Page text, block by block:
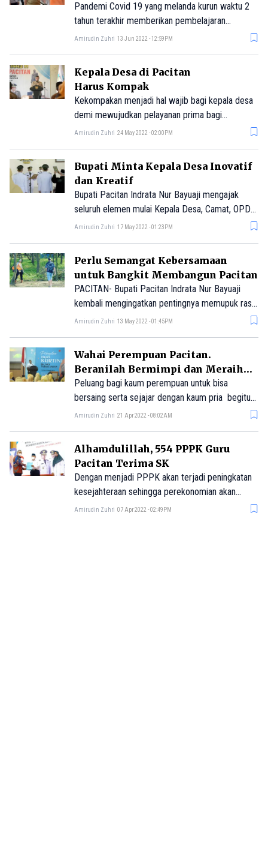
Pandemi Covid 19 yang melanda kurun waktu 2
tahun terakhir memberikan pembelajaran
berharga bagi semuanya.
Amirudin Zuhri 13 Jun 2022 - 12:59PM
Kepala Desa di Pacitan
Harus Kompak
Kekompakan menjadi hal wajib bagi kepala desa
demi mewujudkan pelayanan prima bagi
masyarakat.
Amirudin Zuhri 24 May 2022 - 02:00PM
Bupati Minta Kepala Desa Inovatif
dan Kreatif
Bupati Pacitan Indrata Nur Bayuaji mengajak
seluruh elemen mulai Kepala Desa, Camat, OPD
senantiasa bersama-sama meningkatkan
Amirudin Zuhri 17 May 2022 - 01:23PM
Perlu Semangat Kebersamaan
untuk Bangkit Membangun Pacitan
PACITAN- Bupati Pacitan Indrata Nur Bayuaji
kembali mengingatkan pentingnya memupuk rasa
kebersamaan dalam rangka bangkit bersama
Amirudin Zuhri 13 May 2022 - 01:45PM
Wahai Perempuan Pacitan.
Beranilah Bermimpi dan Meraih
Cita-Cita
Peluang bagi kaum perempuan untuk bisa
bersaing serta sejajar dengan kaum pria begitu
terbuka diberbagai lini.
Amirudin Zuhri 21 Apr 2022 - 08:02AM
Alhamdulillah, 554 PPPK Guru
Pacitan Terima SK
Dengan menjadi PPPK akan terjadi peningkatan
kesejahteraan sehingga perekonomian akan
tumbuh bersama.
Amirudin Zuhri 07 Apr 2022 - 02:49PM